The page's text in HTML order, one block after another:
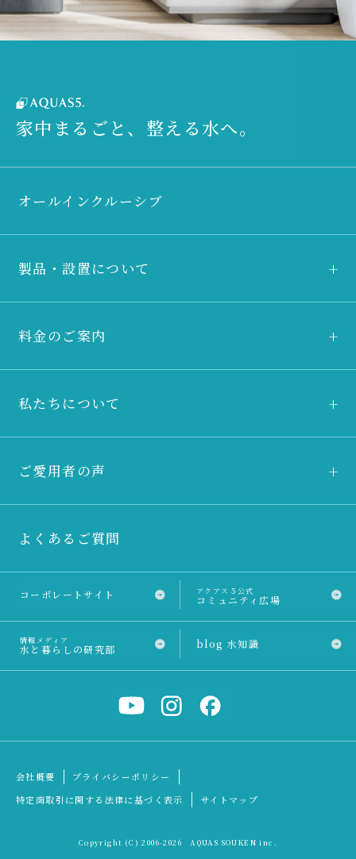
家中まるごと、整える水へ。
オールインクルーシブ
製品・設置について
料金のご案内
私たちについて
ご愛用者の声
よくあるご質問
コーポレートサイト アクアス５公式
コミュニティ広場
情報メディア
水と暮らしの研究部 blog 水知識
会社概要
プライバシーポリシー
特定商取引に関する法律に基づく表示
サイトマップ
Copyright (C) 2006-2026 AQUAS SOUKEN inc.